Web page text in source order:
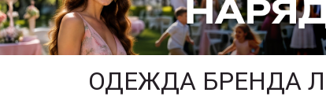
ОДЕЖДА БРЕНДА